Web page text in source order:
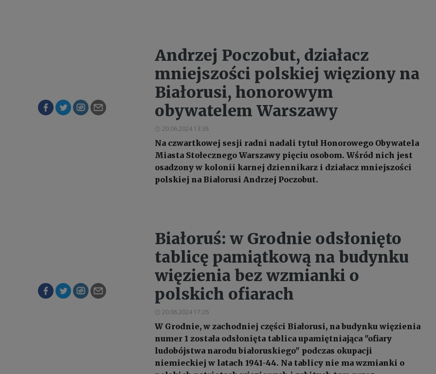
Andrzej Poczobut, działacz
mniejszości polskiej więziony na
Białorusi, honorowym
obywatelem Warszawy
20.06.2024 13:38
Na czwartkowej sesji radni nadali tytuł Honorowego Obywatela
Miasta Stołecznego Warszawy pięciu osobom. Wśród nich jest
osadzony w kolonii karnej dziennikarz i działacz mniejszości
polskiej na Białorusi Andrzej Poczobut.
Białoruś: w Grodnie odsłonięto
tablicę pamiątkową na budynku
więzienia bez wzmianki o
polskich ofiarach
20.06.2024 17:26
W Grodnie, w zachodniej części Białorusi, na budynku więzienia
numer 1 została odsłonięta tablica upamiętniająca "ofiary
ludobójstwa narodu białoruskiego" podczas okupacji
niemieckiej w latach 1941-44. Na tablicy nie ma wzmianki o